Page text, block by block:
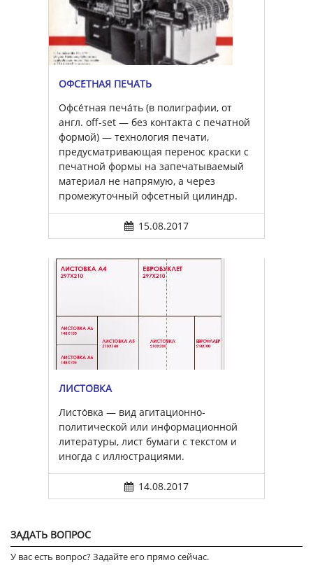
ОФСЕ́ТНАЯ ПЕЧА́ТЬ
Офсе́тная печа́ть (в полиграфии, от
англ. off-set — без контакта с печатной
формой) — технология печати,
предусматривающая перенос краски с
печатной формы на запечатываемый
материал не напрямую, а через
промежуточный офсетный цилиндр.
15.08.2017
ЛИСТО́ВКА
Листо́вка — вид агитационно-
политической или информационной
литературы, лист бумаги с текстом и
иногда с иллюстрациями.
14.08.2017
ЗАДАТЬ ВОПРОС
У вас есть вопрос? Задайте его прямо сейчас.